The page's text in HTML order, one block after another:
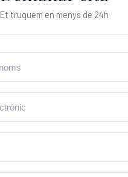
Et truquem en menys de 24h